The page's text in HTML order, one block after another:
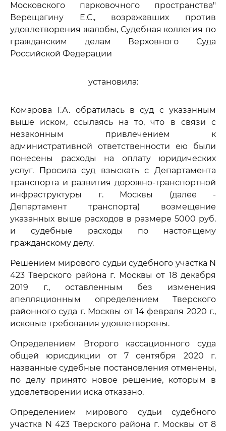
Московского парковочного пространства"
Верещагину Е.С., возражавших против
удовлетворения жалобы, Судебная коллегия по
гражданским делам Верховного Суда
Российской Федерации
установила:
Комарова Г.А. обратилась в суд с указанным
выше иском, ссылаясь на то, что в связи с
незаконным привлечением к
административной ответственности ею были
понесены расходы на оплату юридических
услуг. Просила суд взыскать с Департамента
транспорта и развития дорожно-транспортной
инфраструктуры г. Москвы (далее -
Департамент транспорта) возмещение
указанных выше расходов в размере 5000 руб.
и судебные расходы по настоящему
гражданскому делу.
Решением мирового судьи судебного участка N
423 Тверского района г. Москвы от 18 декабря
2019 г., оставленным без изменения
апелляционным определением Тверского
районного суда г. Москвы от 14 февраля 2020 г.,
исковые требования удовлетворены.
Определением Второго кассационного суда
общей юрисдикции от 7 сентября 2020 г.
названные судебные постановления отменены,
по делу принято новое решение, которым в
удовлетворении иска отказано.
Определением мирового судьи судебного
участка N 423 Тверского района г. Москвы от 8